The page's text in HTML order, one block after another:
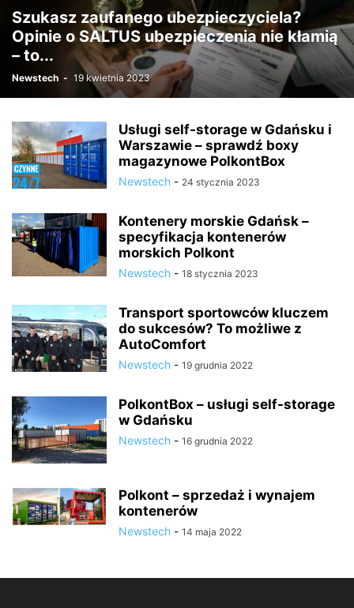
Szukasz zaufanego ubezpieczyciela?
Opinie o SALTUS ubezpieczenia nie kłamią
– to...
Newstech - 19 kwietnia 2023
Usługi self-storage w Gdańsku i
Warszawie – sprawdź boxy
magazynowe PolkontBox
Newstech - 24 stycznia 2023
Kontenery morskie Gdańsk –
specyfikacja kontenerów
morskich Polkont
Newstech - 18 stycznia 2023
Transport sportowców kluczem
do sukcesów? To możliwe z
AutoComfort
Newstech - 19 grudnia 2022
PolkontBox – usługi self-storage
w Gdańsku
Newstech - 16 grudnia 2022
Polkont – sprzedaż i wynajem
kontenerów
Newstech - 14 maja 2022